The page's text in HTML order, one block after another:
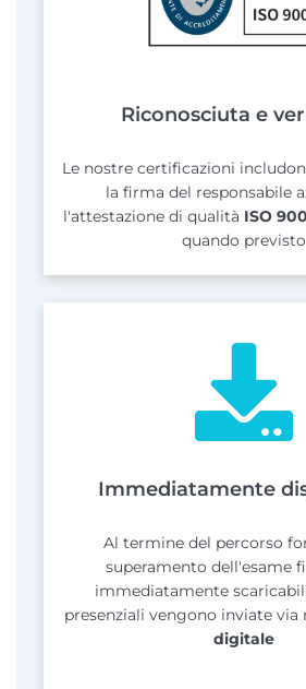
Riconosciuta e
Le nostre certificazioni
la firma del responsabile
l'attestazione di qualità ISO
quando previsto
Immediatamente
Al termine del percorso
superamento dell'esame
immediatamente
presenziali vengono inviate via
digitale